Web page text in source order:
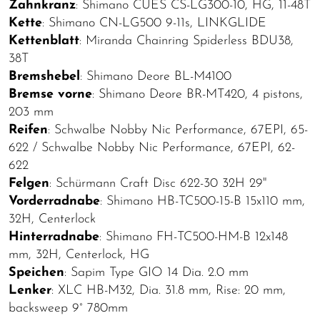
Zahnkranz: Shimano CUES CS-LG300-10, HG, 11-48T
Kette: Shimano CN-LG500 9-11s, LINKGLIDE
Kettenblatt: Miranda Chainring Spiderless BDU38,
38T
Bremshebel : Shimano Deore BL-M4100
Bremse vorne: Shimano Deore BR-MT420, 4 pistons,
203 mm
Reifen: Schwalbe Nobby Nic Performance, 67EPI, 65-
622 / Schwalbe Nobby Nic Performance, 67EPI, 62-
622
Felgen: Schürmann Craft Disc 622-30 32H 29"
Vorderradnabe: Shimano HB-TC500-15-B 15x110 mm,
32H, Centerlock
Hinterradnabe: Shimano FH-TC500-HM-B 12x148
mm, 32H, Centerlock, HG
Speichen: Sapim Type GIO 14 Dia. 2.0 mm
Lenker: XLC HB-M32, Dia. 31.8 mm, Rise: 20 mm,
backsweep 9° 780mm